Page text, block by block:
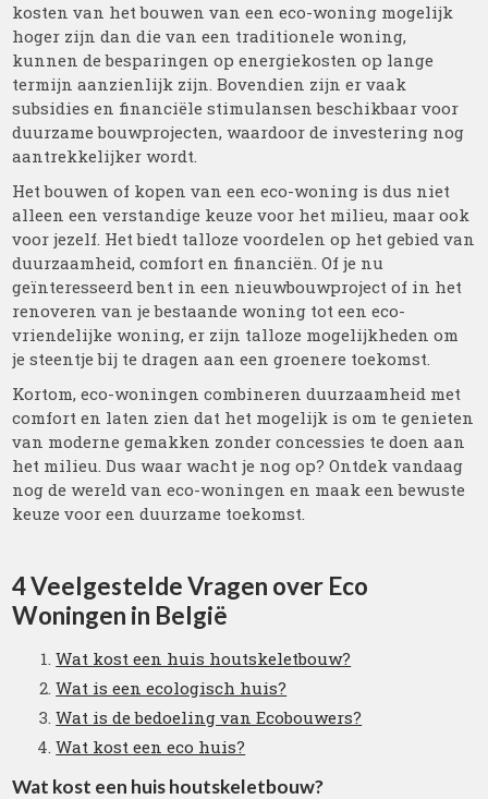
kosten van het bouwen van een eco-woning mogelijk
hoger zijn dan die van een traditionele woning,
kunnen de besparingen op energiekosten op lange
termijn aanzienlijk zijn. Bovendien zijn er vaak
subsidies en financiële stimulansen beschikbaar voor
duurzame bouwprojecten, waardoor de investering nog
aantrekkelijker wordt.
Het bouwen of kopen van een eco-woning is dus niet
alleen een verstandige keuze voor het milieu, maar ook
voor jezelf. Het biedt talloze voordelen op het gebied van
duurzaamheid, comfort en financiën. Of je nu
geïnteresseerd bent in een nieuwbouwproject of in het
renoveren van je bestaande woning tot een eco-
vriendelijke woning, er zijn talloze mogelijkheden om
je steentje bij te dragen aan een groenere toekomst.
Kortom, eco-woningen combineren duurzaamheid met
comfort en laten zien dat het mogelijk is om te genieten
van moderne gemakken zonder concessies te doen aan
het milieu. Dus waar wacht je nog op? Ontdek vandaag
nog de wereld van eco-woningen en maak een bewuste
keuze voor een duurzame toekomst.
4 Veelgestelde Vragen over Eco
Woningen in België
Wat kost een huis houtskeletbouw?
Wat is een ecologisch huis?
Wat is de bedoeling van Ecobouwers?
Wat kost een eco huis?
Wat kost een huis houtskeletbouw?